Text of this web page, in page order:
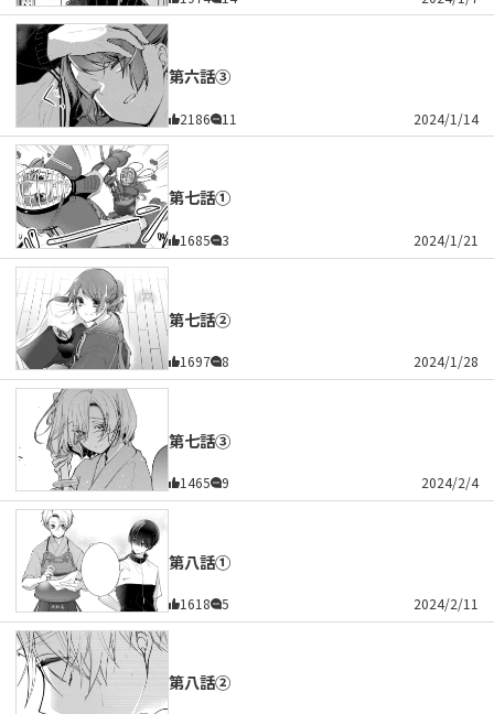
第六話③
2186 11 2024/1/14
第七話①
1685 3 2024/1/21
第七話②
1697 8 2024/1/28
第七話③
1465 9 2024/2/4
第八話①
1618 5 2024/2/11
第八話②